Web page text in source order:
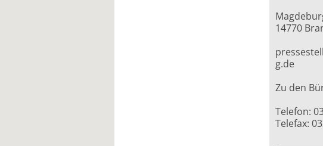
14770
g.de
Zu den
Telefon:
Telefax: